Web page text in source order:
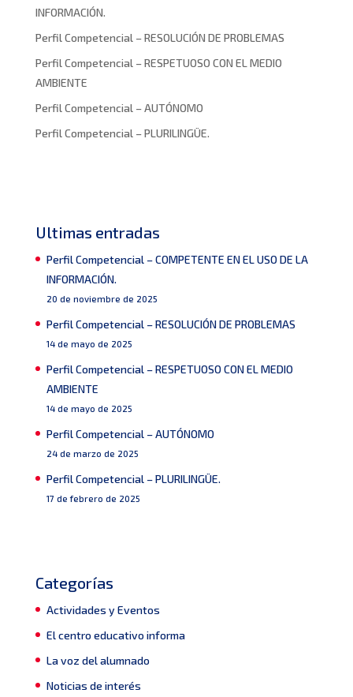
INFORMACIÓN.
Perfil Competencial – RESOLUCIÓN DE PROBLEMAS
Perfil Competencial – RESPETUOSO CON EL MEDIO
AMBIENTE
Perfil Competencial – AUTÓNOMO
Perfil Competencial – PLURILINGÜE.
Ultimas entradas
Perfil Competencial – COMPETENTE EN EL USO DE LA
INFORMACIÓN.
20 de noviembre de 2025
Perfil Competencial – RESOLUCIÓN DE PROBLEMAS
14 de mayo de 2025
Perfil Competencial – RESPETUOSO CON EL MEDIO
AMBIENTE
14 de mayo de 2025
Perfil Competencial – AUTÓNOMO
24 de marzo de 2025
Perfil Competencial – PLURILINGÜE.
17 de febrero de 2025
Categorías
Actividades y Eventos
El centro educativo informa
La voz del alumnado
Noticias de interés